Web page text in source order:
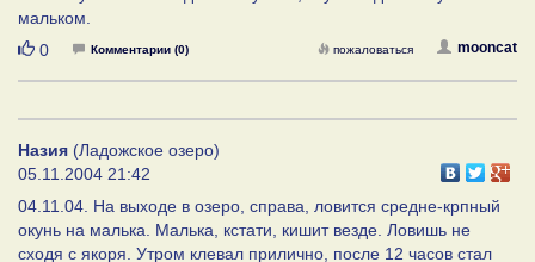
мальком.
Нравится
0 Комментарии (0) mooncat
пожаловаться
Назия (Ладожское озеро)
05.11.2004 21:42
04.11.04. На выходе в озеро, справа, ловится средне-крпный
окунь на малька. Малька, кстати, кишит везде. Ловишь не
сходя с якоря. Утром клевал прилично, после 12 часов стал